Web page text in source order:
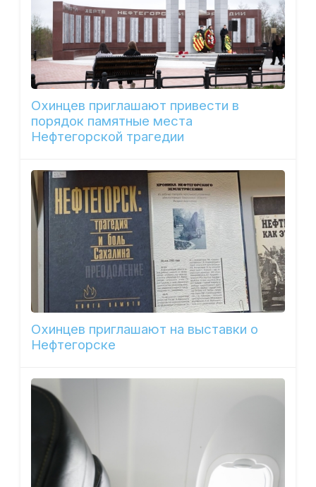
Охинцев приглашают привести в
порядок памятные места
Нефтегорской трагедии
Охинцев приглашают на выставки о
Нефтегорске